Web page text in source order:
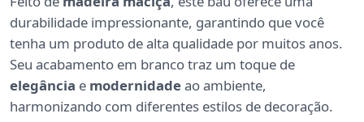
durabilidade impressionante, garantindo que você
tenha um produto de alta qualidade por muitos anos.
Seu acabamento em branco traz um toque de
elegância e modernidadeao ambiente,
harmonizando com diferentes estilos de decoração.